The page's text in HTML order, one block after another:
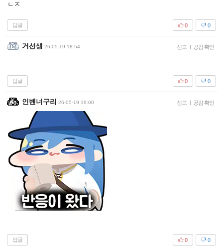
ㄴㅈ
답글 0
0
거선생 26-05-19 18:54 신고 공감 확인
.
답글 0
0
인벤너구리 26-05-19 19:00 신고 공감 확인
답글 0
0